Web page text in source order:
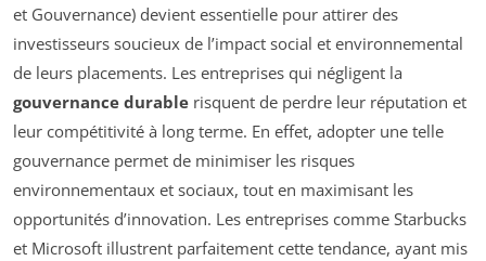
et Gouvernance) devient essentielle pour attirer des
investisseurs soucieux de l’impact social et environnemental
de leurs placements. Les entreprises qui négligent la
gouvernance durable risquent de perdre leur réputation et
leur compétitivité à long terme. En effet, adopter une telle
gouvernance permet de minimiser les risques
environnementaux et sociaux, tout en maximisant les
opportunités d’innovation. Les entreprises comme Starbucks
et Microsoft illustrent parfaitement cette tendance, ayant mis